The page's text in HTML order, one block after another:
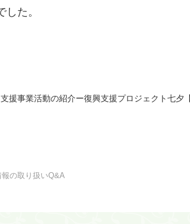
た。
支援事業活動の紹介ー復興支援プロジェクト七夕
報の取り扱いQ&A